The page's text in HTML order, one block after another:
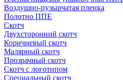
Воздушно-пузырчатая пленка
Полотно ППЕ
Скотч
Двухсторонний скотч
Коричневый скотч
Малярный скотч
Прозрачный скотч
Скотч с логотипом
Специальный скотч